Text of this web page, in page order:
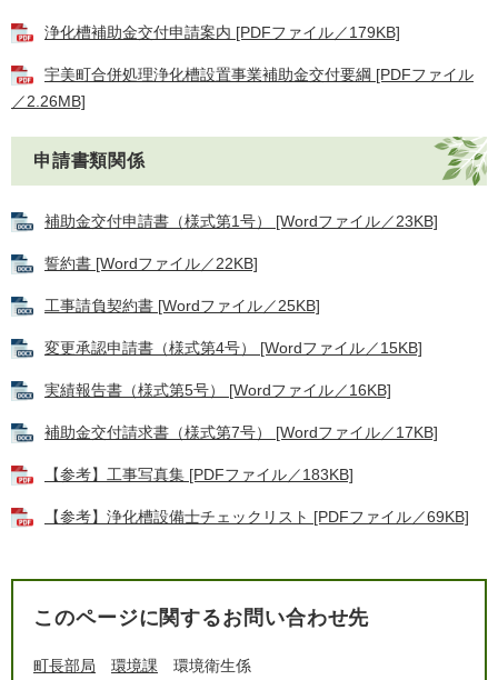
浄化槽補助金交付申請案内 [PDFファイル／179KB]
宇美町合併処理浄化槽設置事業補助金交付要綱 [PDFファイル
／2.26MB]
申請書類関係
補助金交付申請書（様式第1号） [Wordファイル／23KB]
誓約書 [Wordファイル／22KB]
工事請負契約書 [Wordファイル／25KB]
変更承認申請書（様式第4号） [Wordファイル／15KB]
実績報告書（様式第5号） [Wordファイル／16KB]
補助金交付請求書（様式第7号） [Wordファイル／17KB]
【参考】工事写真集 [PDFファイル／183KB]
【参考】浄化槽設備士チェックリスト [PDFファイル／69KB]
このページに関するお問い合わせ先
町長部局 環境課 環境衛生係